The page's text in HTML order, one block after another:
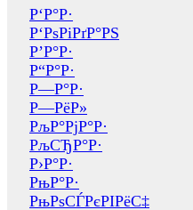
Р‘Р°Р·
Р‘РѕРіРґР°РЅ
Р’Р°Р·
Р“Р°Р·
Р—Р°Р·
Р—РёР»
РљР°РјР°Р·
РљСЂР°Р·
Р›Р°Р·
РњР°Р·
РњРѕСЃРєРІРёС‡